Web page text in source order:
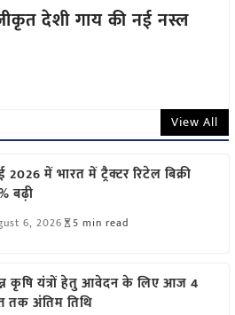
देशी गाय की नई नस्ल
View All
में भारत में ट्रैक्टर रिटेल बिक्री
बढ़ी
6, 2026 5 min read
कृषि यंत्रों हेतु आवेदन के लिए आज 4
तक अंतिम तिथि